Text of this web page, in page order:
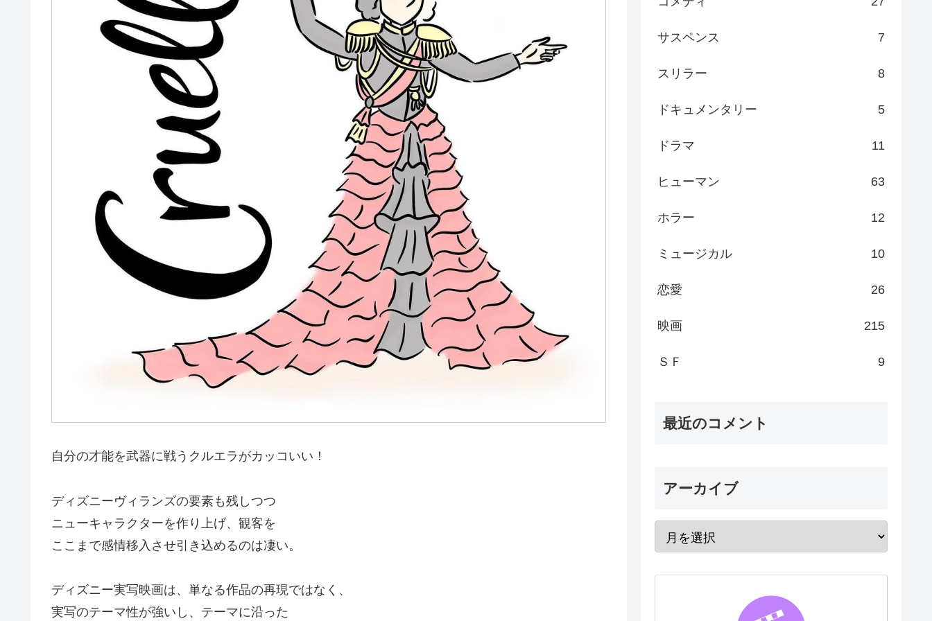
自分の才能を武器に戦うクルエラがカッコいい！
ディズニーヴィランズの要素も残しつつ
ニューキャラクターを作り上げ、観客を
ここまで感情移入させ引き込めるのは凄い。
ディズニー実写映画は、単なる作品の再現ではなく、
実写のテーマ性が強いし、テーマに沿った
サスペンス 7
スリラー 8
ドキュメンタリー 5
ドラマ 11
ヒューマン 63
ホラー 12
ミュージカル 10
恋愛 26
映画 215
ＳＦ 9
最近のコメント
アーカイブ